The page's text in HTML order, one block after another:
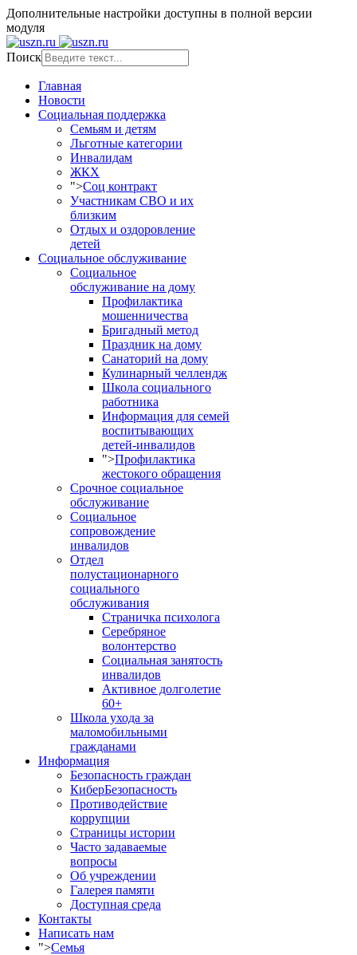
Дополнительные настройки доступны в полной версии
модуля
Поиск
Главная
Новости
Социальная поддержка
Семьям и детям
Льготные категории
Инвалидам
ЖКХ
">Соц контракт
Участникам СВО и их
близким
Отдых и оздоровление
детей
Социальное обслуживание
Социальное
обслуживание на дому
Профилактика
мошенничества
Бригадный метод
Праздник на дому
Санаторий на дому
Кулинарный челлендж
Школа социального
работника
Информация для семей
воспитывающих
детей-инвалидов
">Профилактика
жестокого обращения
Срочное социальное
обслуживание
Социальное
сопровождение
инвалидов
Отдел
полустационарного
социального
обслуживания
Страничка психолога
Серебряное
волонтерство
Социальная занятость
инвалидов
Активное долголетие
60+
Школа ухода за
маломобильными
гражданами
Информация
Безопасность граждан
КиберБезопасность
Противодействие
коррупции
Страницы истории
Часто задаваемые
вопросы
Об учреждении
Галерея памяти
Доступная среда
Контакты
Написать нам
">Семья